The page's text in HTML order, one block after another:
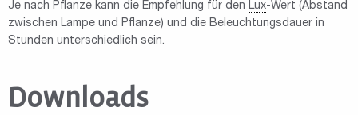
Je nach Pflanze kann die Empfehlung für den Lux-Wert (Abstand
zwischen Lampe und Pflanze) und die Beleuchtungsdauer in
Stunden unterschiedlich sein.
Downloads